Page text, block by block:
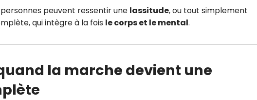
peuvent ressentir une lassitude, ou tout simplement
qui intègre à la fois le corps et le mental.
la marche devient une